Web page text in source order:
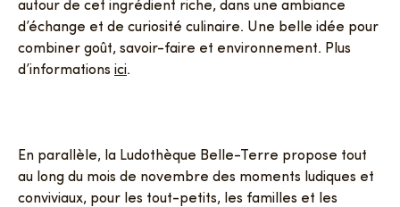
autour de cet ingrédient riche, dans une ambiance
d’échange et de curiosité culinaire. Une belle idée pour
combiner goût, savoir-faire et environnement. Plus
d’informations ici.
En parallèle, la Ludothèque Belle-Terre propose tout
au long du mois de novembre des moments ludiques et
conviviaux, pour les tout-petits, les familles et les